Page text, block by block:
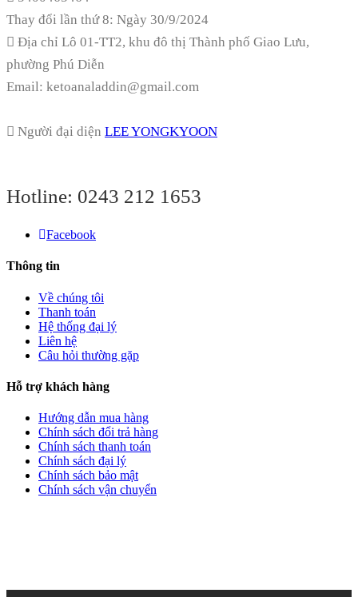
Thay đổi lần thứ 8: Ngày 30/9/2024
Địa chỉ Lô 01-TT2, khu đô thị Thành phố Giao Lưu,
phường Phú Diễn
Email: ketoanaladdin@gmail.com
Người đại diện LEE YONGKYOON
Hotline: 0243 212 1653
Facebook
Thông tin
Về chúng tôi
Thanh toán
Hệ thống đại lý
Liên hệ
Câu hỏi thường gặp
Hỗ trợ khách hàng
Hướng dẫn mua hàng
Chính sách đổi trả hàng
Chính sách thanh toán
Chính sách đại lý
Chính sách bảo mật
Chính sách vận chuyển